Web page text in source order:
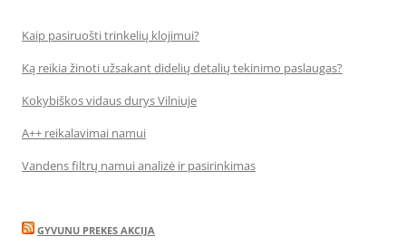
Kaip pasiruošti trinkelių klojimui?
Ką reikia žinoti užsakant didelių detalių tekinimo paslaugas?
Kokybiškos vidaus durys Vilniuje
A++ reikalavimai namui
Vandens filtrų namui analizė ir pasirinkimas
GYVUNU PREKES AKCIJA